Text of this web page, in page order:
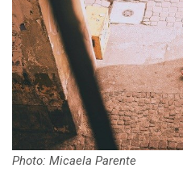
Photo: Micaela Parente